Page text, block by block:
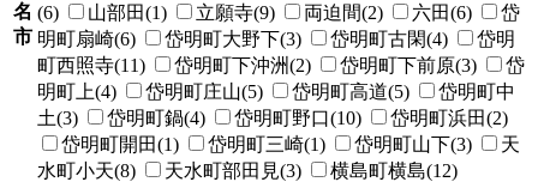
名
市
(6)
山部田(1) 立願寺(9) 両迫間(2) 六田(6)
岱
明町扇崎(6)
岱明町大野下(3) 岱明町古閑(4)
岱明
町西照寺(11)
岱明町下沖洲(2) 岱明町下前原(3)
岱
明町上(4)
岱明町庄山(5) 岱明町高道(5)
岱明町中
土(3)
岱明町鍋(4) 岱明町野口(10)
岱明町浜田(2)
岱明町開田(1)
岱明町三崎(1) 岱明町山下(3)
天
水町小天(8)
天水町部田見(3) 横島町横島(12)